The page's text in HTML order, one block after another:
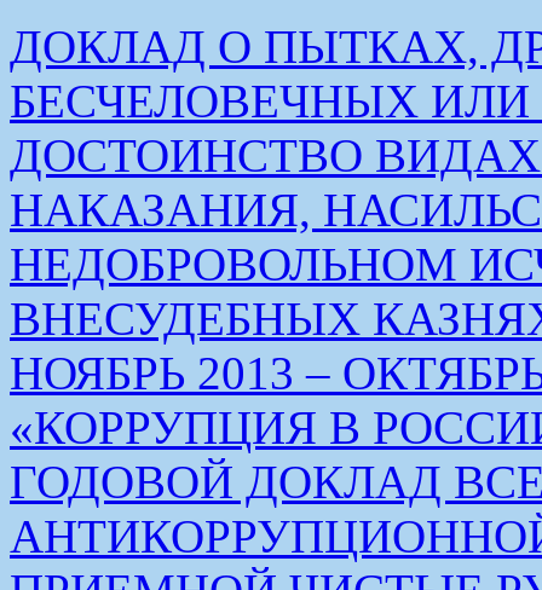
ДОКЛАД О ПЫТКАХ,
БЕСЧЕЛОВЕЧНЫХ
ДОСТОИНСТВО
НАКАЗАНИЯ,
НЕДОБРОВОЛЬНОМ
ВНЕСУДЕБНЫХ
НОЯБРЬ 2013 – ОКТЯБРЬ
«КОРРУПЦИЯ В
ГОДОВОЙ ДОКЛАД